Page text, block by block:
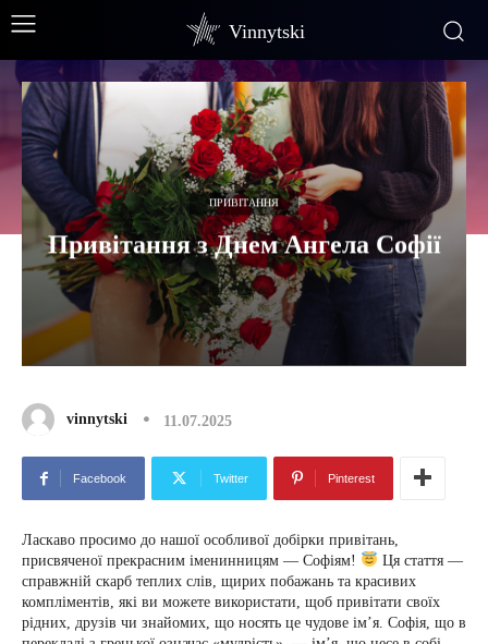
Vinnytski
ПРИВІТАННЯ
Привітання з Днем Ангела Софії
vinnytski 11.07.2025
Facebook Twitter Pinterest
Ласкаво просимо до нашої особливої добірки привітань,
присвяченої прекрасним іменинницям — Софіям!
Ця стаття —
справжній скарб теплих слів, щирих побажань та красивих
компліментів, які ви можете використати, щоб привітати своїх
рідних, друзів чи знайомих, що носять це чудове ім’я. Софія, що в